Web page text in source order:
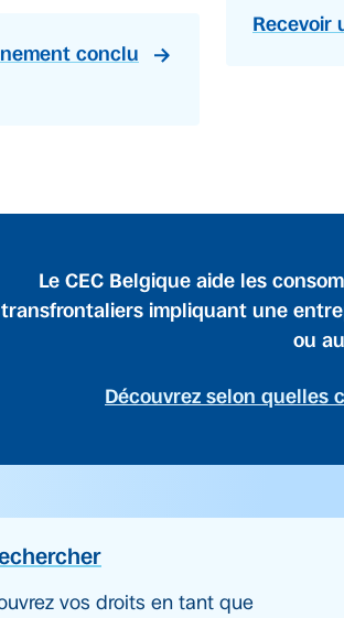
conclu
Recevoir
Le CEC Belgique aide les
transfrontaliers impliquant une
ou
Découvrez selon quelles
vos droits en tant que